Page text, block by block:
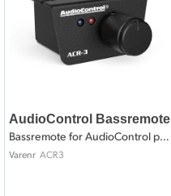
AudioControl Bassremote
Bassremote for AudioControl produkter
Varenr ACR3